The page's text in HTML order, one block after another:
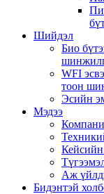
Шийдэл
Био
WFI
тоон
Эсийн
Мэдээ
Аж
Бидэнтэй